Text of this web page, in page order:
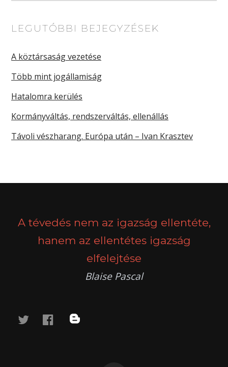
LEGUTÓBBI BEJEGYZÉSEK
A köztársaság vezetése
Több mint jogállamiság
Hatalomra kerülés
Kormányváltás, rendszerváltás, ellenállás
Távoli vészharang. Európa után – Ivan Krasztev
A tévedés nem az igazság ellentéte,
hanem az ellentétes igazság
elfelejtése
Blaise Pascal
twitterfacebook
blog